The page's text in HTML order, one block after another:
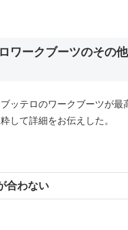
ワークブーツのその
ッテロのワークブーツが最
して詳細をお伝えした。
合わない